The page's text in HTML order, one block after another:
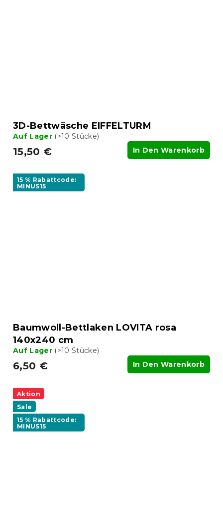
3D-Bettwäsche EIFFELTURM
Auf Lager (>10 Stücke)
15,50 € In Den Warenkorb
15 % Rabattcode:
MINUS15
Baumwoll-Bettlaken LOVITA rosa
140x240 cm
Auf Lager (>10 Stücke)
6,50 € In Den Warenkorb
Aktion
Sale
15 % Rabattcode:
MINUS15